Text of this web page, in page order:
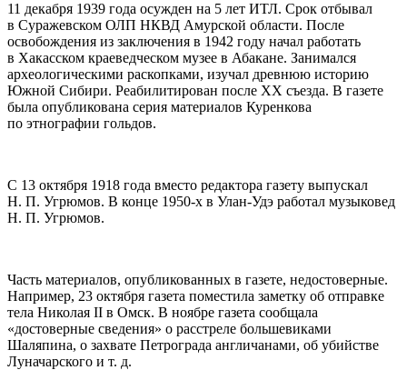
11 декабря 1939 года осужден на 5 лет ИТЛ. Срок отбывал
в Суражевском ОЛП НКВД Амурской области. После
освобождения из заключения в 1942 году начал работать
в Хакасском краеведческом музее в Абакане. Занимался
археологическими раскопками, изучал древнюю историю
Южной Сибири. Реабилитирован после XX съезда. В газете
была опубликована серия материалов Куренкова
по этнографии гольдов.
С 13 октября 1918 года вместо редактора газету выпускал
Н. П. Угрюмов. В конце 1950-х в Улан-Удэ работал музыковед
Н. П. Угрюмов.
Часть материалов, опубликованных в газете, недостоверные.
Например, 23 октября газета поместила заметку об отправке
тела Николая II в Омск. В ноябре газета сообщала
«достоверные сведения» о расстреле большевиками
Шаляпина, о захвате Петрограда англичанами, об убийстве
Луначарского и т. д.